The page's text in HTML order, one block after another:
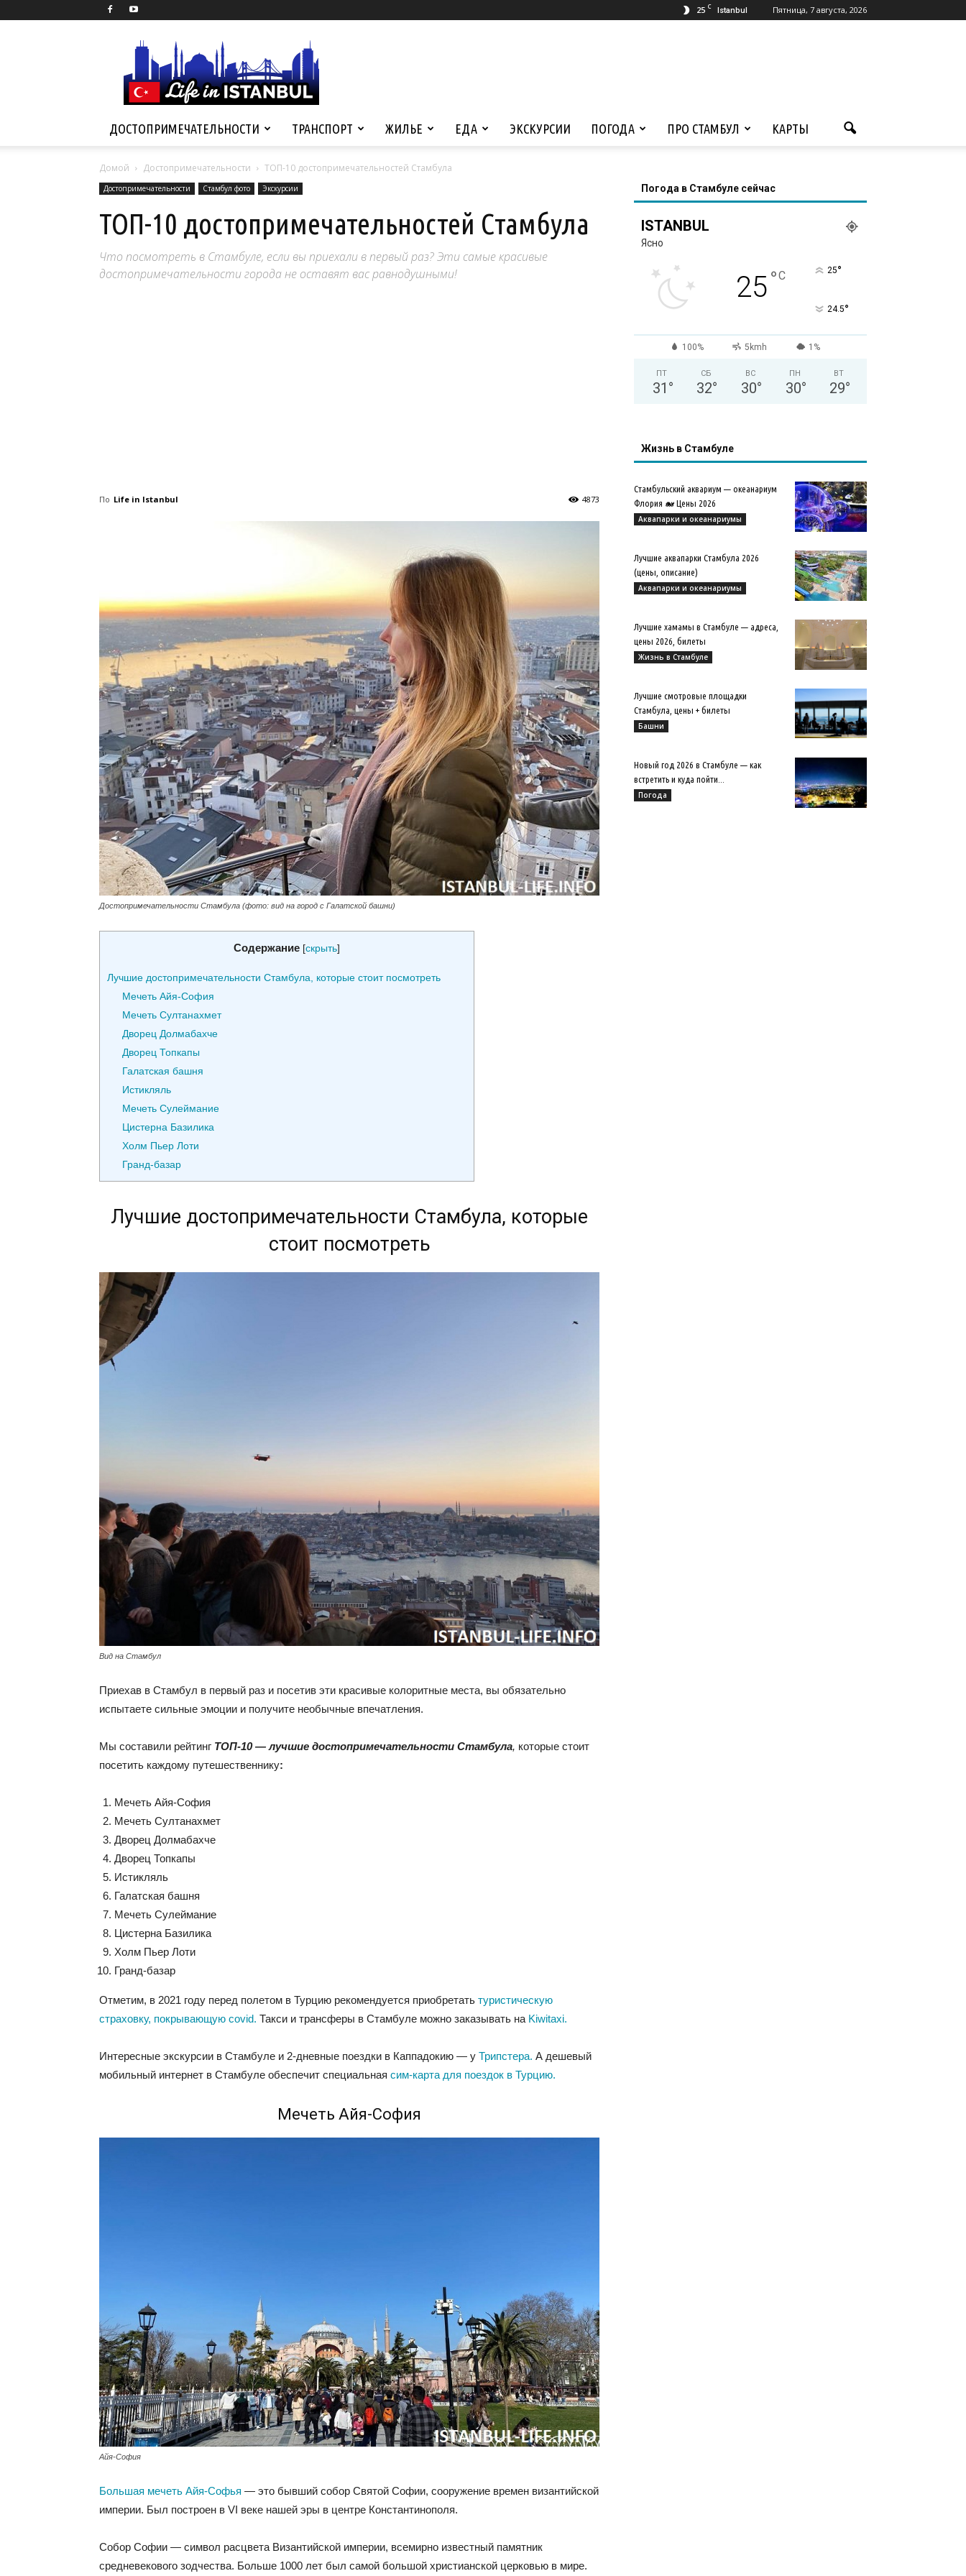
25 C Istanbul Пятница, 7 августа, 2026
Life
Istanbul
ДОСТОПРИМЕЧАТЕЛЬНОСТИ ТРАНСПОРТ ЖИЛЬЕ ЕДА ЭКСКУРСИИ ПОГОДА ПРО СТАМБУЛ КАРТЫ
Домой Достопримечательности ТОП-10 достопримечательностей Стамбула
Достопримечательности Стамбул фото Экскурсии
ТОП-10 достопримечательностей Стамбула
Что посмотреть в Стамбуле, если вы приехали в первый раз? Эти самые красивые
достопримечательности города не оставят вас равнодушными!
По Life in Istanbul 4873
Достопримечательности Стамбула (фото: вид на город с Галатской башни)
Содержание [скрыть]
Лучшие достопримечательности Стамбула, которые стоит посмотреть
Мечеть Айя-София
Мечеть Султанахмет
Дворец Долмабахче
Дворец Топкапы
Галатская башня
Истикляль
Мечеть Сулеймание
Цистерна Базилика
Холм Пьер Лоти
Гранд-базар
Лучшие достопримечательности Стамбула, которые
стоит посмотреть
Вид на Стамбул
Приехав в Стамбул в первый раз и посетив эти красивые колоритные места, вы обязательно
испытаете сильные эмоции и получите необычные впечатления.
Мы составили рейтинг ТОП-10 — лучшие достопримечательности Стамбула, которые стоит
посетить каждому путешественнику:
Мечеть Айя-София
Мечеть Султанахмет
Дворец Долмабахче
Дворец Топкапы
Истикляль
Галатская башня
Мечеть Сулеймание
Цистерна Базилика
Холм Пьер Лоти
Гранд-базар
Отметим, в 2021 году перед полетом в Турцию рекомендуется приобретать туристическую
страховку, покрывающую covid. Такси и трансферы в Стамбуле можно заказывать на Kiwitaxi.
Интересные экскурсии в Стамбуле и 2-дневные поездки в Каппадокию — у Трипстера. А дешевый
мобильный интернет в Стамбуле обеспечит специальная сим-карта для поездок в Турцию.
Мечеть Айя-София
Айя-София
Большая мечеть Айя-Софья — это бывший собор Святой Софии, сооружение времен византийской
империи. Был построен в VI веке нашей эры в центре Константинополя.
Собор Софии — символ расцвета Византийской империи, всемирно известный памятник
средневекового зодчества. Больше 1000 лет был самой большой христианской церковью в мире.
Погода в Стамбуле сейчас
ISTANBUL
Ясно
25°C 25°
24.5°
100% 5kmh 1%
ПТ
31 °
СБ
32°
ВС
30°
ПН
30°
ВТ
29°
Жизнь в Стамбуле
Стамбульский аквариум — океанариум
Флория 🐋 Цены 2026
Аквапарки и океанариумы
Лучшие аквапарки Стамбула 2026
(цены, описание)
Аквапарки и океанариумы
Лучшие хамамы в Стамбуле — адреса,
цены 2026, билеты
Жизнь в Стамбуле
Лучшие смотровые площадки
Стамбула, цены + билеты
Башни
Новый год 2026 в Стамбуле — как
встретить и куда пойти...
Погода